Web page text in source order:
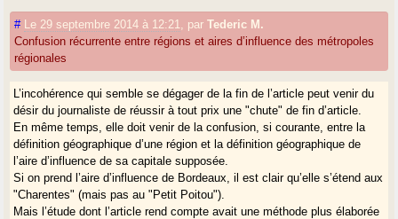
# Le 29 septembre 2014 à 12:21 parTederic M.
Confusion récurrente entre régions et aires d’influence des métropoles
régionales
L’incohérence qui semble se dégager de la fin de l’article peut venir du
désir du journaliste de réussir à tout prix une "chute" de fin d’article.
En même temps, elle doit venir de la confusion, si courante, entre la
définition géographique d’une région et la définition géographique de
l’aire d’influence de sa capitale supposée.
Si on prend l’aire d’influence de Bordeaux, il est clair qu’elle s’étend aux
"Charentes" (mais pas au "Petit Poitou").
Mais l’étude dont l’article rend compte avait une méthode plus élaborée